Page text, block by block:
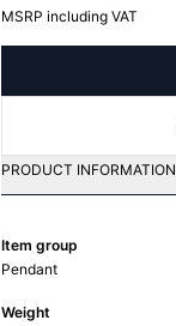
MSRP including VAT
PRODUCT INFORMATION
Item group
Pendant
Weight